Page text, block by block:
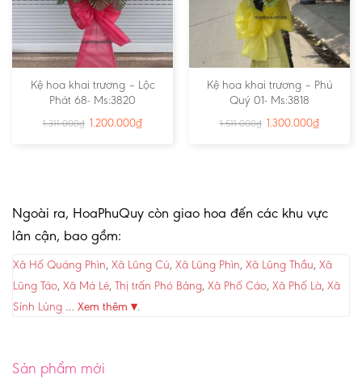
Kệ hoa khai trương – Lộc
Phát 68- Ms:3820
1.311.000₫ 1.200.000₫
Kệ hoa khai trương – Phú
Quý 01- Ms:3818
1.511.000₫ 1.300.000₫
Ngoài ra, HoaPhuQuy còn giao hoa đến các khu vực
lân cận, bao gồm:
Xã Hố Quáng Phìn, Xã Lũng Cú, Xã Lũng Phìn, Xã Lũng Thầu, Xã
Lũng Táo, Xã Má Lé, Thị trấn Phó Bảng, Xã Phố Cáo, Xã Phố Là, Xã
Sính Lủng … Xem thêm ▾.
Sản phẩm mới